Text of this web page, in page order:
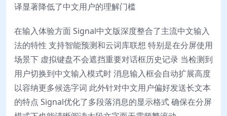
译显著降低了中文用户的理解门槛
在输入体验方面 Signal中文版深度整合了主流中文输入
法的特性 支持智能预测和云词库联想 特别是在分屏使用
场景下 虚拟键盘不会遮挡重要对话框历史记录 当检测到
用户切换到中文输入模式时 消息输入框会自动扩展高度
以容纳更多候选字词 此外针对中文用户偏好发送长文本
的特点 Signal优化了多段落消息的显示格式 确保在分屏